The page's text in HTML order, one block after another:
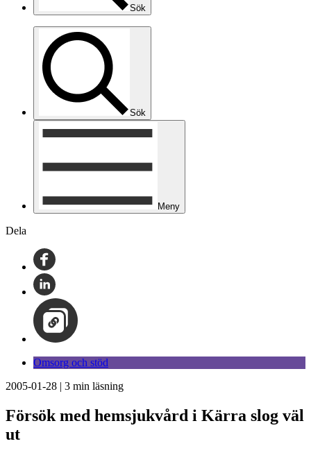
Sök
Sök
Meny
Dela
Omsorg och stöd
2005-01-28 | 3 min läsning
Försök med hemsjukvård i Kärra slog väl
ut